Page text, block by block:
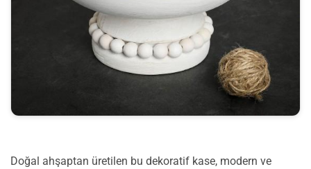
Doğal ahşaptan üretilen bu dekoratif kase, modern ve